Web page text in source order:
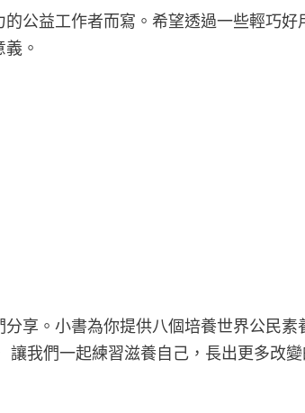
公益工作者而寫。希望透過一些輕巧
。
享。小書為你提供八個培養世界公民
我們一起練習滋養自己，長出更多改變